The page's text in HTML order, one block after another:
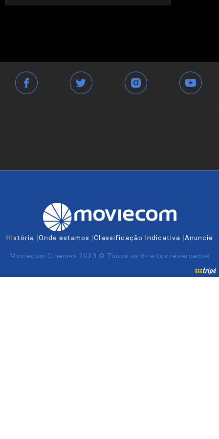
História Onde estamos Classificação Indicativa Anuncie
Moviecom Cinemas 2023 © Todos os direitos reservados